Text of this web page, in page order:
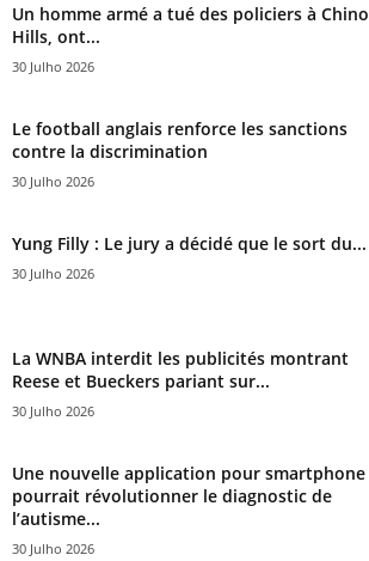
Un homme armé a tué des policiers à Chino
Hills, ont...
30 Julho 2026
Le football anglais renforce les sanctions
contre la discrimination
30 Julho 2026
Yung Filly : Le jury a décidé que le sort du...
30 Julho 2026
La WNBA interdit les publicités montrant
Reese et Bueckers pariant sur...
30 Julho 2026
Une nouvelle application pour smartphone
pourrait révolutionner le diagnostic de
l’autisme...
30 Julho 2026